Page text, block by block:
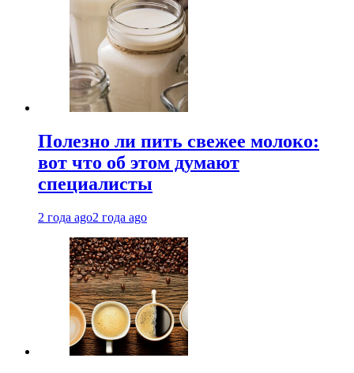
Полезно ли пить свежее молоко:
вот что об этом думают
специалисты
2 года ago2 года ago